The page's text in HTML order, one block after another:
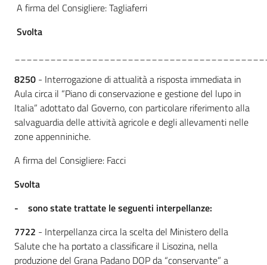
A firma del Consigliere: Tagliaferri
Svolta
8250 - Interrogazione di attualità a risposta immediata in
Aula circa il “Piano di conservazione e gestione del lupo in
Italia” adottato dal Governo, con particolare riferimento alla
salvaguardia delle attività agricole e degli allevamenti nelle
zone appenniniche.
A firma del Consigliere: Facci
Svolta
-
sono state trattate le seguenti interpellanze:
7722 - Interpellanza circa la scelta del Ministero della
Salute che ha portato a classificare il Lisozina, nella
produzione del Grana Padano DOP da “conservante” a